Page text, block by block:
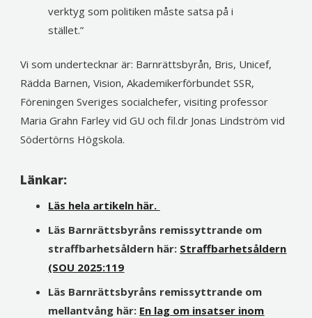
verktyg som politiken måste satsa på i
stället.”
Vi som undertecknar är: Barnrättsbyrån, Bris, Unicef,
Rädda Barnen,Vision, Akademikerförbundet SSR,
Föreningen Sveriges socialchefer,visiting professor
Maria Grahn Farley vid GU ochfil.dr Jonas Lindström vid
Södertörns Högskola.
Länkar:
Läs hela artikeln här.
Läs Barnrättsbyråns remissyttrande om
straffbarhetsåldern här: Straffbarhetsåldern
(SOU 2025:119
Läs Barnrättsbyråns remissyttrande om
mellantvång här: En lag om insatser inom